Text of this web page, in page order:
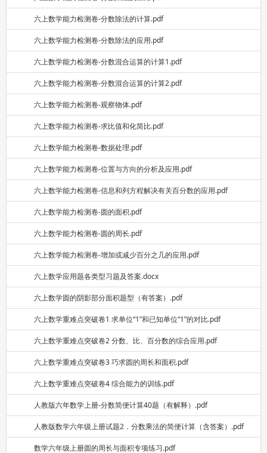
六上数学能力检测卷-分数除法的计算.pdf
六上数学能力检测卷-分数除法的应用.pdf
六上数学能力检测卷-分数混合运算的计算1.pdf
六上数学能力检测卷-分数混合运算的计算2.pdf
六上数学能力检测卷-观察物体.pdf
六上数学能力检测卷-求比值和化简比.pdf
六上数学能力检测卷-数据处理.pdf
六上数学能力检测卷-位置与方向的分析及应用.pdf
六上数学能力检测卷-信息和列方程解决有关百分数的应用.pdf
六上数学能力检测卷-圆的面积.pdf
六上数学能力检测卷-圆的周长.pdf
六上数学能力检测卷-增加或减少百分之几的应用.pdf
六上数学应用题各类型习题及答案.docx
六上数学圆的阴影部分面积题型（有答案）.pdf
六上数学重难点突破卷1 求单位“1”和已知单位“1”的对比.pdf
六上数学重难点突破卷2 分数、比、百分数的综合应用.pdf
六上数学重难点突破卷3 巧求圆的周长和面积.pdf
六上数学重难点突破卷4 综合能力的训练.pdf
人教版六年数学上册-分数简便计算40题（有解释）.pdf
人教版数学六年级上册试题2．分数乘法的简便计算（含答案）.pdf
数学六年级上册圆的周长与面积专项练习.pdf